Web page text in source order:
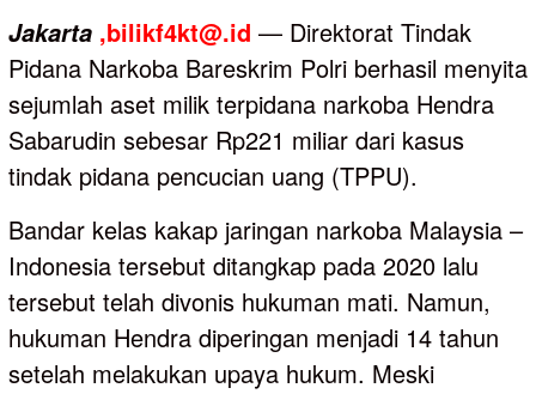
Jakarta ,bilikf4kt@.id — Direktorat Tindak
Pidana Narkoba Bareskrim Polri berhasil menyita
sejumlah aset milik terpidana narkoba Hendra
Sabarudin sebesar Rp221 miliar dari kasus
tindak pidana pencucian uang (TPPU).
Bandar kelas kakap jaringan narkoba Malaysia –
Indonesia tersebut ditangkap pada 2020 lalu
tersebut telah divonis hukuman mati. Namun,
hukuman Hendra diperingan menjadi 14 tahun
setelah melakukan upaya hukum. Meski